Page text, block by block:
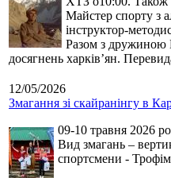
Майстер спорту з
інструктор-
Разом з дружиною
досягнень харків’ян.
12/05/2026
Змагання зі скайранінгу в
09-10 травня 2026
Вид змагань –
спортсмени -